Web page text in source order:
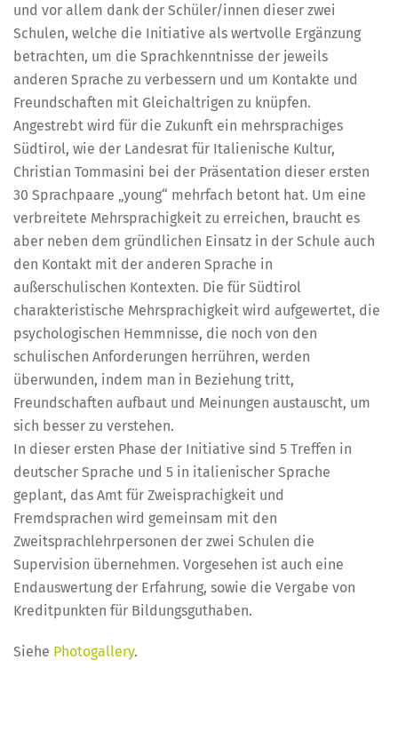
und vor allem dank der Schüler/innen dieser zwei
Schulen, welche die Initiative als wertvolle Ergänzung
betrachten, um die Sprachkenntnisse der jeweils
anderen Sprache zu verbessern und um Kontakte und
Freundschaften mit Gleichaltrigen zu knüpfen.
Angestrebt wird für die Zukunft ein mehrsprachiges
Südtirol, wie der Landesrat für Italienische Kultur,
Christian Tommasini bei der Präsentation dieser ersten
30 Sprachpaare „young“ mehrfach betont hat. Um eine
verbreitete Mehrsprachigkeit zu erreichen, braucht es
aber neben dem gründlichen Einsatz in der Schule auch
den Kontakt mit der anderen Sprache in
außerschulischen Kontexten. Die für Südtirol
charakteristische Mehrsprachigkeit wird aufgewertet, die
psychologischen Hemmnisse, die noch von den
schulischen Anforderungen herrühren, werden
überwunden, indem man in Beziehung tritt,
Freundschaften aufbaut und Meinungen austauscht, um
sich besser zu verstehen.
In dieser ersten Phase der Initiative sind 5 Treffen in
deutscher Sprache und 5 in italienischer Sprache
geplant, das Amt für Zweisprachigkeit und
Fremdsprachen wird gemeinsam mit den
Zweitsprachlehrpersonen der zwei Schulen die
Supervision übernehmen. Vorgesehen ist auch eine
Endauswertung der Erfahrung, sowie die Vergabe von
Kreditpunkten für Bildungsguthaben.
Siehe Photogallery.